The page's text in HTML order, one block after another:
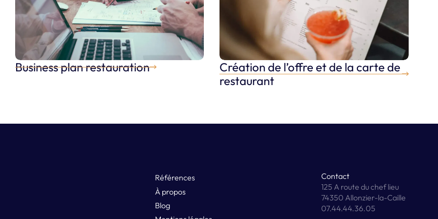
Créer mon restaurant
Business plan restauration Créer mon restaurant
Création de l’offre et de la carte de
restaurant
Références
À propos
Blog
Contact
125 A route du chef lieu
74350 Allonzier-la-Caille
07.44.44.36.05